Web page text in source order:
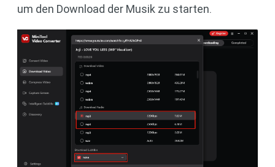
um den Download der Musik zu starten.